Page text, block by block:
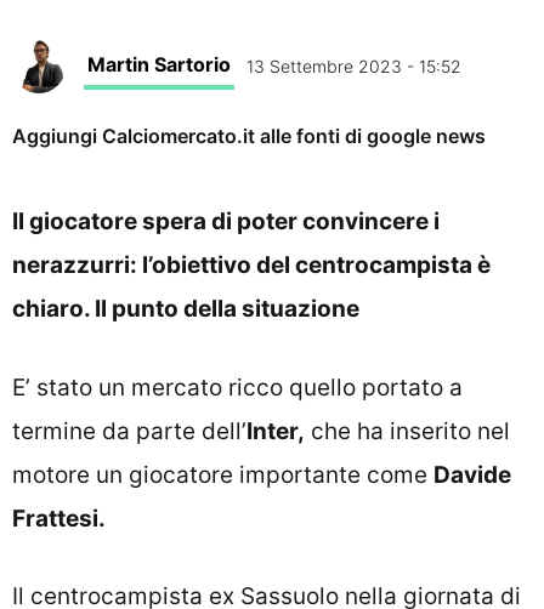
Martin Sartorio 13 Settembre 2023 - 15:52
Aggiungi Calciomercato.it alle fonti di google news
Il giocatore spera di poter convincere i
nerazzurri: l’obiettivo del centrocampista è
chiaro. Il punto della situazione
E’ stato un mercato ricco quello portato a
termine da parte dell’Inter, che ha inserito nel
motore un giocatore importante come Davide
Frattesi.
Il centrocampista ex Sassuolo nella giornata di